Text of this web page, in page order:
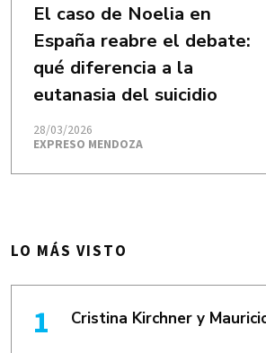
El caso de Noelia en
España reabre el debate:
qué diferencia a la
eutanasia del suicidio
EXPRESO MENDOZA
28/03/2026
LO MÁS VISTO
Cristina Kirchner y